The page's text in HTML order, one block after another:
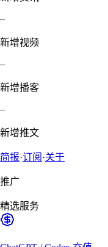
–
新增视频
–
新增播客
–
新增推文
简报·订阅 ·关于
推广
精选服务